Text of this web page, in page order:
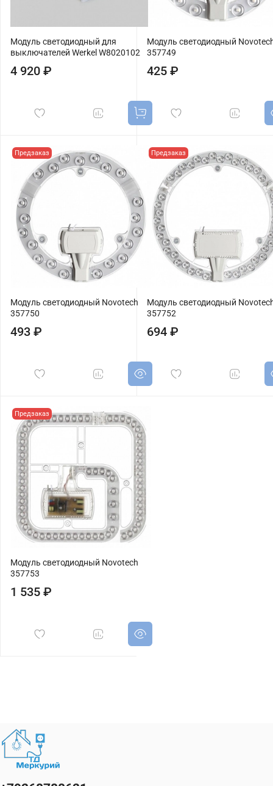
Модуль светодиодный для
выключателей Werkel W8020102
4 920 ₽
Модуль светодиодный
357749
425 ₽
Предзаказ
Модуль светодиодный Novotech
357750
493 ₽
Предзаказ
Модуль светодиодный
357752
694 ₽
Предзаказ
Модуль светодиодный Novotech
357753
1 535 ₽